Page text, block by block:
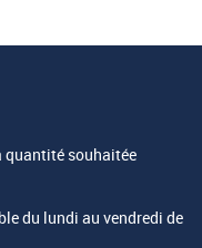
quantité souhaitée
du lundi au vendredi de